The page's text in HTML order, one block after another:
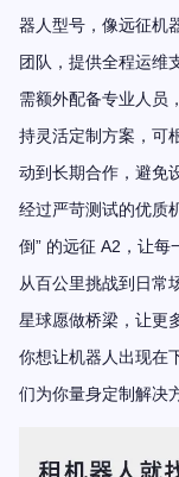
器人型号，像远征机
团队，提供全程运维
需额外配备专业人员
持灵活定制方案，可
动到长期合作，避免
经过严苛测试的优质
倒 ” 的远征 A2 ，让每
从百公里挑战到日常
星球愿做桥梁，让更
你想让机器人出现在
们为你量身定制解决